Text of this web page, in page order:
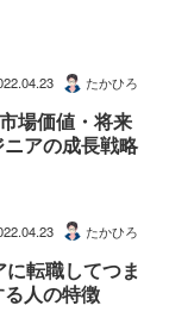
たかひろ
場価値・将来
アの成長戦略
たかひろ
転職してつま
人の特徴